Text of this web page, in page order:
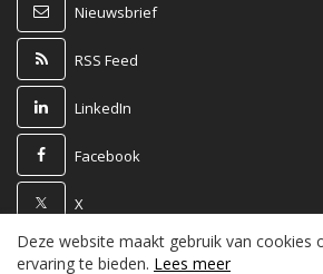
Nieuwsbrief
RSS Feed
LinkedIn
Facebook
X
Powered by
Deze website maakt gebruik van cookies
ervaring te bieden. Lees meer